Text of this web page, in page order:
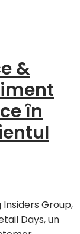
&
în
Group,
Days, un